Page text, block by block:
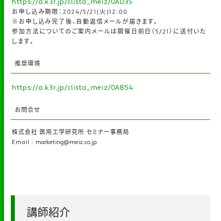
https://a.k3r.jp/clista_meiz/0AD35
お申し込み期限：2024/5/21(火)12:00
※お申し込み完了後、自動返信メールが届きます。
参加方法についてのご案内メールは開催日前日（5/21）に送付いた
します。
推奨環境
https://a.k3r.jp/clista_meiz/0AB54
お問合せ
株式会社 医用工学研究所 セミナー事務局
Email : marketing@meiz.co.jp
講師紹介